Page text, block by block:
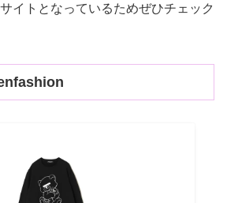
イトとなっているためぜひチェック